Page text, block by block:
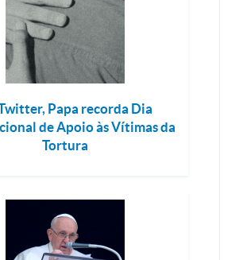
Papa recorda Dia
de Apoio às Vítimas da
Tortura